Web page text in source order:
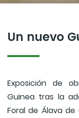
Un nuevo
Exposición de
Guinea tras la
Foral de Álava